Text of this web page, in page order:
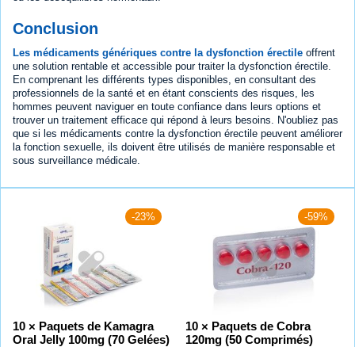
Conclusion
Les médicaments génériques contre la dysfonction érectile offrent
une solution rentable et accessible pour traiter la dysfonction érectile.
En comprenant les différents types disponibles, en consultant des
professionnels de la santé et en étant conscients des risques, les
hommes peuvent naviguer en toute confiance dans leurs options et
trouver un traitement efficace qui répond à leurs besoins. N'oubliez pas
que si les médicaments contre la dysfonction érectile peuvent améliorer
la fonction sexuelle, ils doivent être utilisés de manière responsable et
sous surveillance médicale.
-23%
10 × Paquets de Kamagra
Oral Jelly 100mg (70 Gelées)
-59%
10 × Paquets de Cobra
120mg (50 Comprimés)